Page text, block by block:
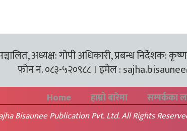
अध्यक्ष: गोपी अधिकारी, प्रबन्ध निर्देशक:
फोन नं. ०८३-५२०९८८ । इमेल :
Home हाम्रो बारेमा सम्पर्कका
Bisaunee Publication Pvt. Ltd. All Rights